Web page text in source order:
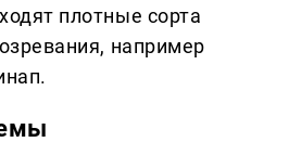
плотные сорта
например